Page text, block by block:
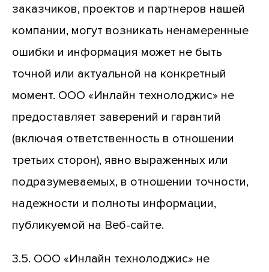
заказчиков, проектов и партнеров нашей
компании, могут возникать ненамеренные
ошибки и информация может не быть
точной или актуальной на конкретный
момент. ООО «Инлайн технолоджис» не
предоставляет заверений и гарантий
(включая ответственность в отношении
третьих сторон), явно выраженных или
подразумеваемых, в отношении точности,
надежности и полноты информации,
публикуемой на Веб-сайте.
3.5. ООО «Инлайн технолоджис» не